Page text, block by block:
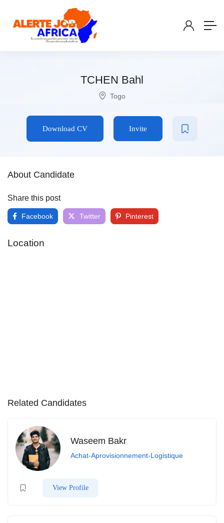
TCHEN Bahl
Togo
Download CV Invite
About Candidate
Share this post
Facebook Twitter Pinterest
Location
Related Candidates
Waseem Bakr
Achat-Aprovisionnement-Logistique
View Profile